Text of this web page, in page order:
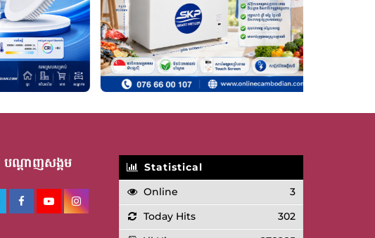
បណ្តាញសង្គម
Statistical
Online
3
Today Hits
302